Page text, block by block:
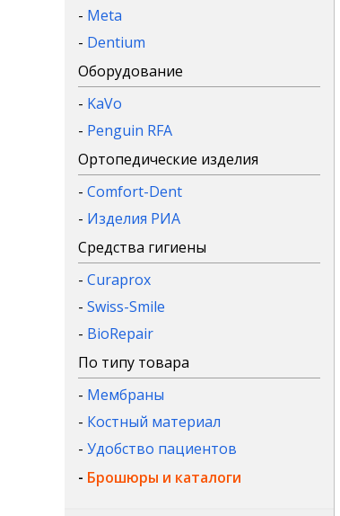
- Meta
- Dentium
Оборудование
- KaVo
- Penguin RFA
Ортопедические изделия
- Comfort-Dent
- Изделия РИА
Средства гигиены
- Curaprox
- Swiss-Smile
- BioRepair
По типу товара
- Мембраны
- Костный материал
- Удобство пациентов
- Брошюры и каталоги